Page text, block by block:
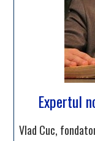
Expertul
Vlad Cuc,